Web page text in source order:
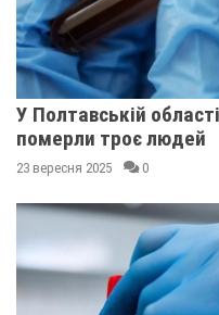
У Полтавській
померли троє людей
23 вересня 2025 0